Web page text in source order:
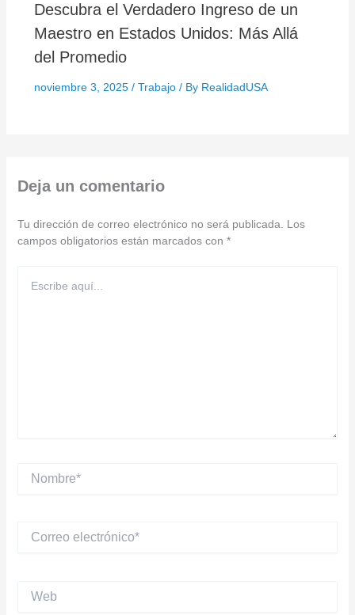
Descubra el Verdadero Ingreso de un
Maestro en Estados Unidos: Más Allá
del Promedio
noviembre 3, 2025 / Trabajo/ By RealidadUSA
Deja un comentario
Tu dirección de correo electrónico no será publicada.
Los
campos obligatorios están marcados con *
aquí...
electrónico*